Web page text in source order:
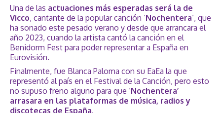
Una de las actuaciones más esperadas será la de
Vicco, cantante de la popular canción ‘Nochentera‘, que
ha sonado este pesado verano y desde que arrancara el
año 2023, cuando la artista cantó la canción en el
Benidorm Fest para poder representar a España en
Eurovisión.
Finalmente, fue Blanca Paloma con su EaEa la que
representó al país en el Festival de la Canción, pero esto
no supuso freno alguno para que ‘Nochentera’
arrasara en las plataformas de música, radios y
discotecas de España.